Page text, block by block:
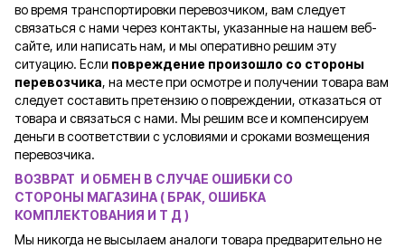
во время транспортировки перевозчиком, вам следует
связаться с нами через контакты, указанные на нашем веб-
сайте, или написать нам, и мы оперативно решим эту
ситуацию. Если повреждение произошло со стороны
перевозчика, на месте при осмотре и получении товара вам
следует составить претензию о повреждении, отказаться от
товара и связаться с нами. Мы решим все и компенсируем
деньги в соответствии с условиями и сроками возмещения
перевозчика.
ВОЗВРАТ И ОБМЕН В СЛУЧАЕ ОШИБКИ СО
СТОРОНЫ МАГАЗИНА ( БРАК, ОШИБКА
КОМПЛЕКТОВАНИЯ И Т Д )
Мы никогда не высылаем аналоги товара предварительно не